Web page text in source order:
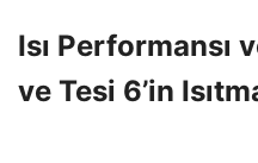
Isı Performansı
ve Tesi 6’in